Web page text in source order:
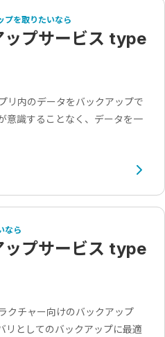
プを取りたいなら
ップサービス type
リ内のデータをバックアップで
意識することなく、データを一
なら
ップサービス type
クチャー向けのバックアップ
リとしてのバックアップに最適